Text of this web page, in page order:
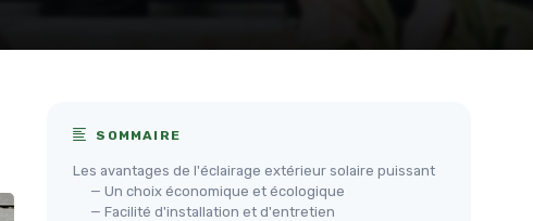
SOMMAIRE
Les avantages de l'éclairage extérieur solaire puissant
— Un choix économique et écologique
— Facilité d'installation et d'entretien